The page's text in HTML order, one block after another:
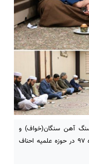
آهن سنگان(خواف) و
هیئت همراه، شامگاه چهارشنبه ۱۵ اسفندماه ۹۷ در حوزه علمیه احناف